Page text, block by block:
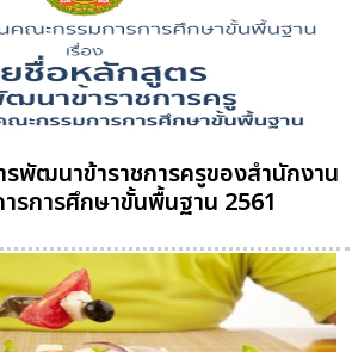
พัฒนาข้าราชการครูของสำนักงาน
รการศึกษาขั้นพื้นฐาน 2561